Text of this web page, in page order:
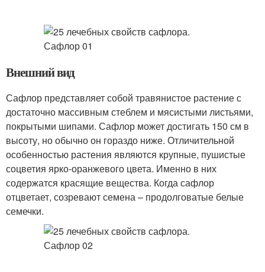
Внешний вид
Сафлор представляет собой травянистое растение с
достаточно массивным стеблем и мясистыми листьями,
покрытыми шипами. Сафлор может достигать 150 см в
высоту, но обычно он гораздо ниже. Отличительной
особенностью растения являются крупные, пушистые
соцветия ярко-оранжевого цвета. Именно в них
содержатся красящие вещества. Когда сафлор
отцветает, созревают семена – продолговатые белые
семечки.